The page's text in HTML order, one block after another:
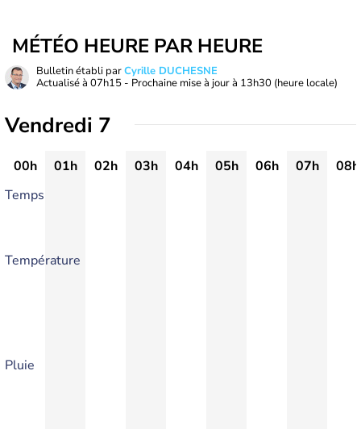
MÉTÉO HEURE PAR HEURE
Bulletin établi parCyrille DUCHESNE
Actualisé à 07h15 - Prochaine mise à jour à 13h30 (heure locale)
Vendredi 7
00h 01h 02h 03h 04h 05h 06h 07h
08h
Temps
Température
Pluie